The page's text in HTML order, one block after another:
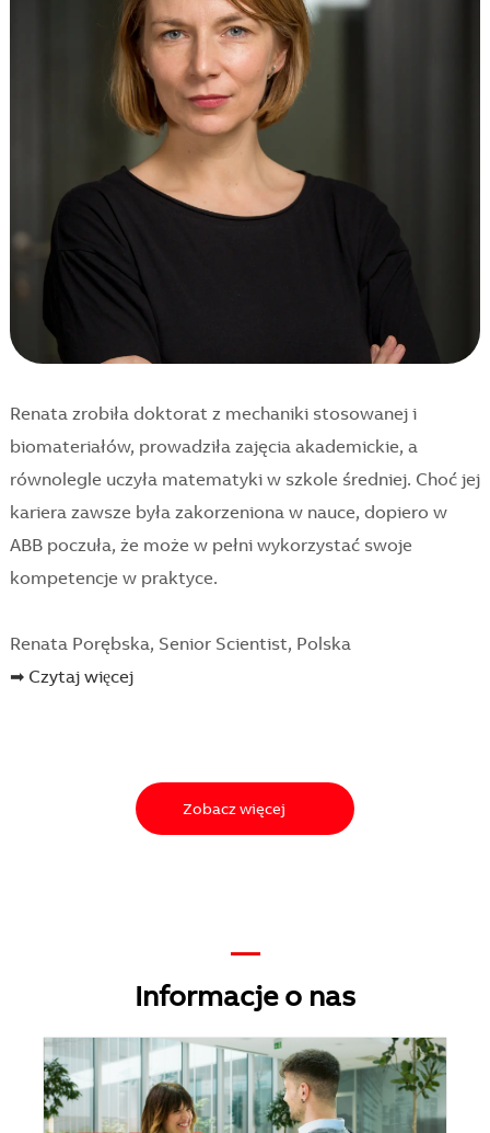
Renata zrobiła doktorat z mechaniki stosowanej i
biomateriałów, prowadziła zajęcia akademickie, a
równolegle uczyła matematyki w szkole średniej. Choć jej
kariera zawsze była zakorzeniona w nauce, dopiero w
ABB poczuła, że może w pełni wykorzystać swoje
kompetencje w praktyce.
Renata Porębska, Senior Scientist, Polska
➡ Czytaj więcej
Zobacz więcej
—
Informacje o nas